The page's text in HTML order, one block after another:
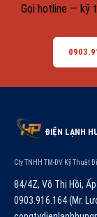
Gọi hotline — kỹ
ĐIỆN LẠNH
Cty TNHH TM-DV Kỹ Thuật
84/4Z, Võ Thị Hồi,
0903.916.164 (Mr.